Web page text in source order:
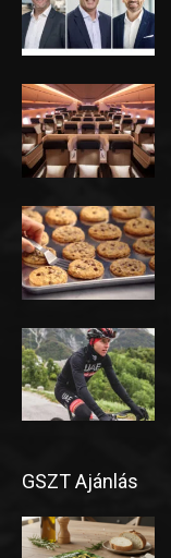
GSZT Ajánlás